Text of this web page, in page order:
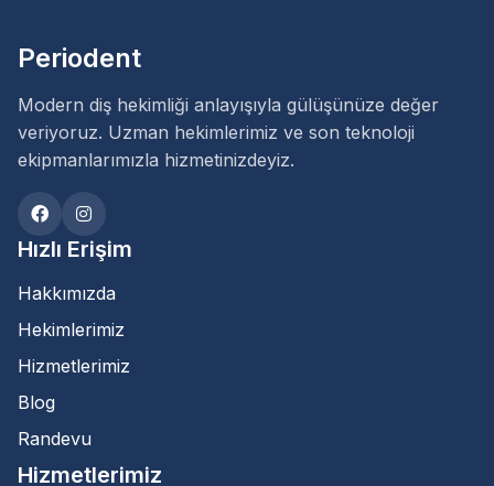
Periodent
Modern diş hekimliği anlayışıyla gülüşünüze değer
veriyoruz. Uzman hekimlerimiz ve son teknoloji
ekipmanlarımızla hizmetinizdeyiz.
Hızlı Erişim
Hakkımızda
Hekimlerimiz
Hizmetlerimiz
Blog
Randevu
Hizmetlerimiz